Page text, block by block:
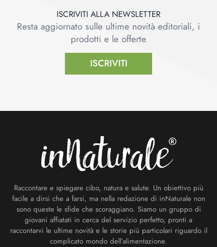
ISCRIVITI ALLA NEWSLETTER
Resta aggiornato sulle ultime novità editoriali, i
prodotti e le offerte
ISCRIVITI
Raccontare e spiegare cibo, natura e salute. Un obiettivo più
facile a dirsi che a farsi, ma nella redazione di inNaturale non
sono queste le sfide che scoraggiano. Siamo un gruppo di
giovani affiatati in cerca del servizio perfetto, pronti a
raccontarvi le ultime novità e le storie più particolari riguardo il
complicato mondo dell’alimentazione.